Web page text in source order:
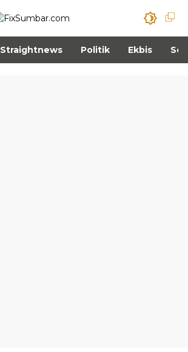
Straightnews Politik Ekbis